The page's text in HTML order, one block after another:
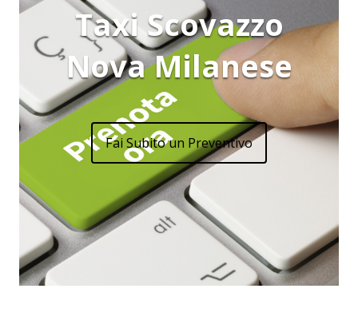
Taxi Scovazzo
Nova Milanese
Fai Subito un Preventivo